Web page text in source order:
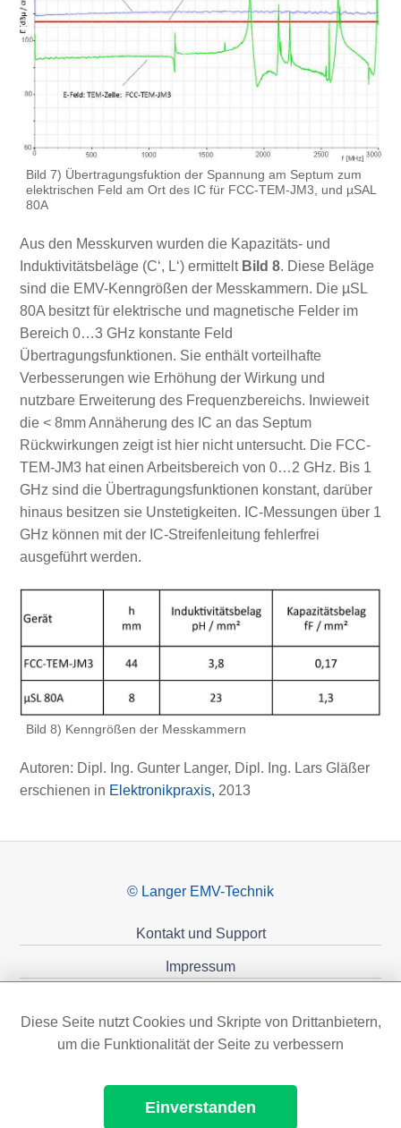
Bild 7) Übertragungsfuktion der Spannung am Septum zum
elektrischen Feld am Ort des IC für FCC-TEM-JM3, und µSAL
80A
Aus den Messkurven wurden die Kapazitäts- und
Induktivitätsbeläge (C‘, L‘) ermittelt Bild 8. Diese Beläge
sind die EMV-Kenngrößen der Messkammern. Die µSL
80A besitzt für elektrische und magnetische Felder im
Bereich 0…3 GHz konstante Feld
Übertragungsfunktionen. Sie enthält vorteilhafte
Verbesserungen wie Erhöhung der Wirkung und
nutzbare Erweiterung des Frequenzbereichs. Inwieweit
die < 8mm Annäherung des IC an das Septum
Rückwirkungen zeigt ist hier nicht untersucht. Die FCC-
TEM-JM3 hat einen Arbeitsbereich von 0…2 GHz. Bis 1
GHz sind die Übertragungsfunktionen konstant, darüber
hinaus besitzen sie Unstetigkeiten. IC-Messungen über 1
GHz können mit der IC-Streifenleitung fehlerfrei
ausgeführt werden.
Bild 8) Kenngrößen der Messkammern
Autoren: Dipl. Ing. Gunter Langer, Dipl. Ing. Lars Gläßer
erschienen in Elektronikpraxis, 2013
© Langer EMV-Technik
Kontakt und Support
Impressum
Diese Seite nutzt Cookies und Skripte von Drittanbietern,
um die Funktionalität der Seite zu verbessern
Einverstanden